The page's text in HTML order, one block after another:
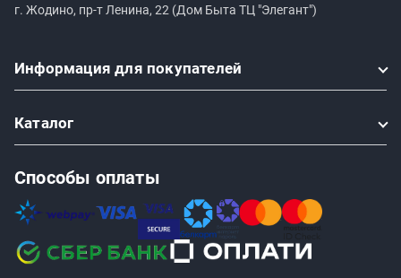
г. Жодино, пр-т Ленина, 22 (Дом Быта ТЦ "Элегант")
Информация для покупателей
Каталог
Способы оплаты